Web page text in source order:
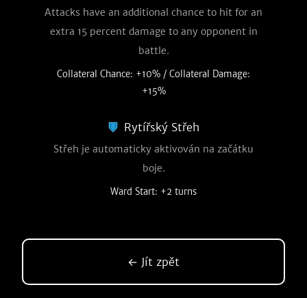
Attacks have an additional chance to hit for an
extra 15 percent damage to any opponent in
battle.
Collateral Chance: +10% / Collateral Damage:
+15%
Rytířský Střeh
Střeh je automaticky aktivován na začátku
boje.
Ward Start: +2 turns
← Jít zpět